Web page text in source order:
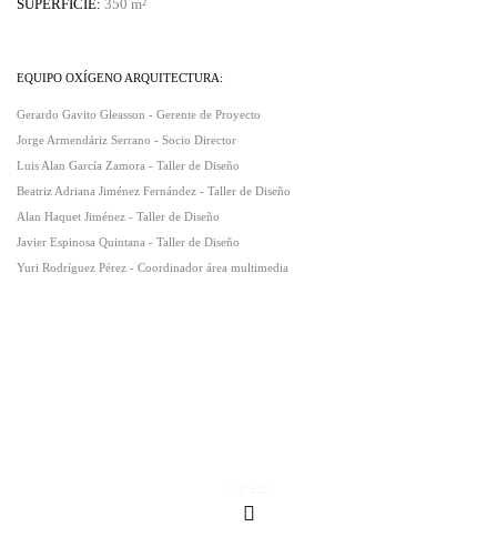
SUPERFICIE: 350 m²
EQUIPO OXÍGENO ARQUITECTURA:
Gerardo Gavito Gleasson - Gerente de Proyecto
Jorge Armendáriz Serrano - Socio Director
Luis Alan García Zamora - Taller de Diseño
Beatriz Adriana Jiménez Fernández - Taller de Diseño
Alan Haquet Jiménez - Taller de Diseño
Javier Espinosa Quintana - Taller de Diseño
Yuri Rodríguez Pérez - Coordinador área multimedia